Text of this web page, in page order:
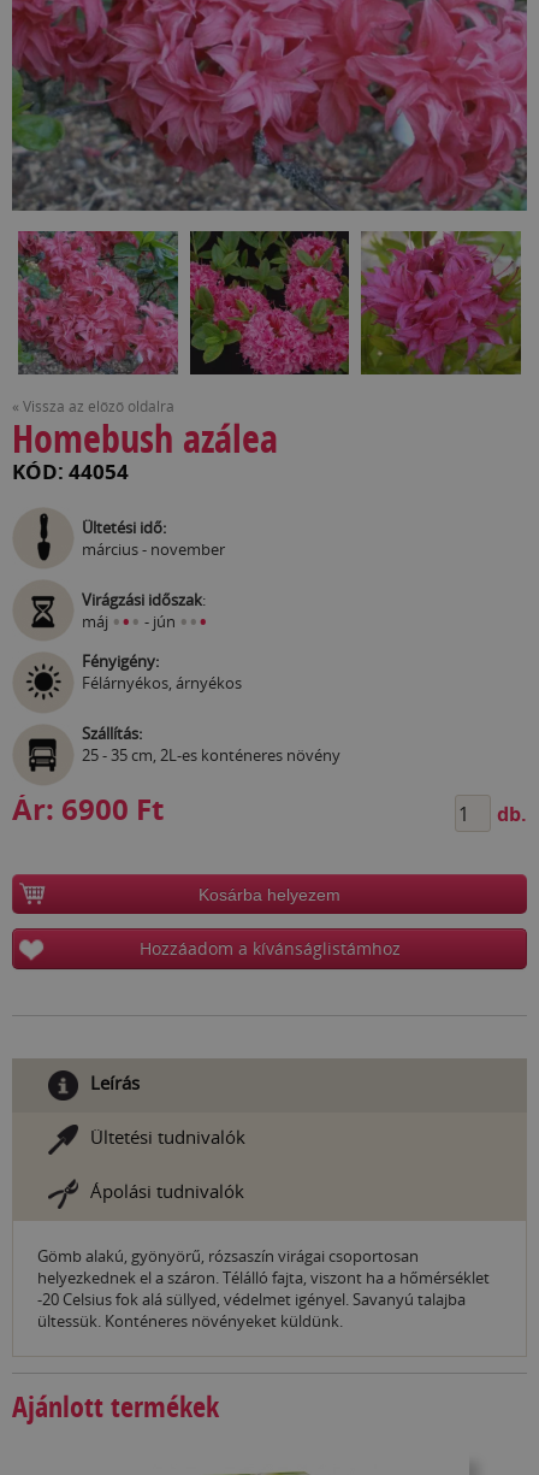
« Vissza az előző oldalra
Homebush azálea
KÓD: 44054
Ültetési idő:
március - november
Virágzási időszak:
máj ••• - jún •••
Fényigény:
Félárnyékos, árnyékos
Szállítás:
25 - 35 cm, 2L-es konténeres növény
Ár: 6900 Ft db.
Kosárba helyezem
Hozzáadom a kívánságlistámhoz
Leírás
Ültetési tudnivalók
Ápolási tudnivalók
Gömb alakú, gyönyörű, rózsaszín virágai csoportosan
helyezkednek el a száron. Télálló fajta, viszont ha a hőmérséklet
-20 Celsius fok alá süllyed, védelmet igényel. Savanyú talajba
ültessük. Konténeres növényeket küldünk.
Ajánlott termékek